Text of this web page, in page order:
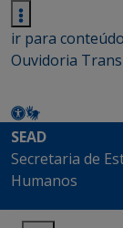
ir para conteúdo
Ouvidoria
SEAD
Secretaria de
Humanos